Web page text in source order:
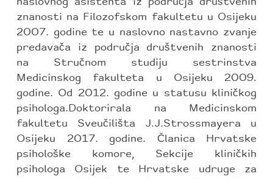
znanosti na Filozofskom fakultetu u Osijeku
2007. godine te u naslovno nastavno zvanje
predavača iz područja društvenih znanosti
na Stručnom studiju sestrinstva
Medicinskog fakulteta u Osijeku 2009.
godine. Od 2012. godine u statusu kliničkog
psihologa.Doktorirala na Medicinskom
fakultetu Sveučilišta J.J.Strossmayera u
Osijeku 2017. godine. Članica Hrvatske
psihološke komore, Sekcije kliničkih
psihologa Osijek te Hrvatske udruge za